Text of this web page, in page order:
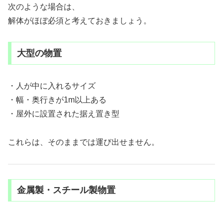
次のような場合は、
解体がほぼ必須と考えておきましょう。
大型の物置
・人が中に入れるサイズ
・幅・奥行きが1m以上ある
・屋外に設置された据え置き型
これらは、そのままでは運び出せません。
金属製・スチール製物置